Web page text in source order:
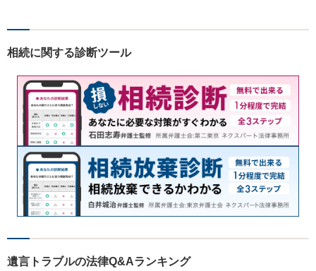
い。
相続に関する診断ツール
遺言トラブルの法律Q&Aランキング